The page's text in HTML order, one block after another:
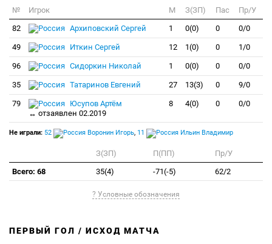
№ Игрок M З(ЗП) Пас
Пр/У
82
Архиповский Сергей 1 0(0) 0 0/0
49 Иткин Сергей 12 1(0) 0 1/0
96 Сидоркин Николай 1 0(0) 0 0/0
35 Татаринов Евгений 27 13(3) 0 9/0
79
Юсупов Артём
↔ отзаявлен 02.2019
8 4(0) 0 0/0
Не играли: 52 Воронин Игорь, 11 Ильин Владимир
З(ЗП) П(ПП)
Пр/У
Всего: 68
35(4) -71(-5) 62/2
? Условные обозначения
ПЕРВЫЙ ГОЛ / ИСХОД МАТЧА